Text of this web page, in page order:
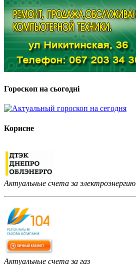
Гороскоп на сьогодні
Корисне
Актуальные счета за электроэнергию
Актуальные счета за газ